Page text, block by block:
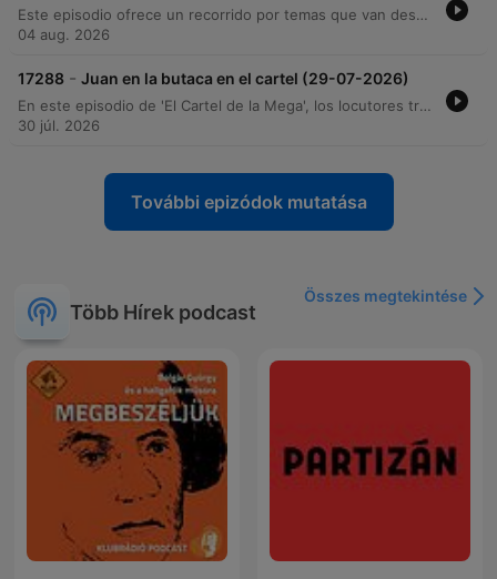
Este episodio ofrece un recorrido por temas que van desde las relaciones sentimentales hasta los fenómenos sobrenaturales. El programa inicia con secciones de 'Casas Infieles' y 'Cartel Paranormal', abordando testimonios sobre infidelidades descubiertas mediante consultas esotéricas, experiencias de injusticia judicial en prisión y dilemas de pareja en la era digital. La segunda parte del programa se sumerge en el misterio con relatos de encuentros con entidades, apariciones en carreteras, visiones demoníacas y sucesos inexplicables vividos por militares y civiles. A través de llamadas de oyentes y entrevistas, se exploran leyendas locales, presencias en cementerios y la búsqueda de protección espiritual ante lo desconocido.
04 aug. 2026
17288 - Juan en la butaca en el cartel (29-07-2026)
En este episodio de 'El Cartel de la Mega', los locutores transitan desde charlas informales sobre la vida cotidiana y la alimentación hasta profundos relatos de lo paranormal. El programa aborda temas que van desde las diferencias culturales en la higiene entre Europa y Latinoamérica, hasta crisis de fidelidad y sospechas de infidelidad presentadas por diversos oyentes. La segunda mitad del programa se sumerge en el terror, con testimonios impactantes sobre presencias en túneles, sueños premonitorios, posesiones espirituales y encuentros con entidades en zonas rurales y militares. A través de historias de miedo, los participantes exploran la frontera entre lo real y lo sobrenatural, cerrando con una intensa reflexión sobre las marcas físicas y el impacto psicológico de lo inexplicable.
30 júl. 2026
További epizódok mutatása
Több Hírek podcast
Összes megtekintése